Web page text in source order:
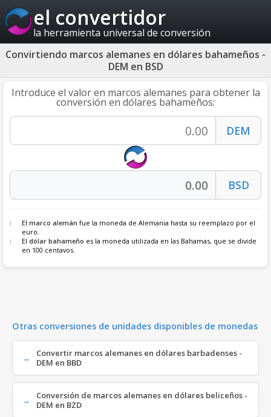
el convertidor
la herramienta universal de conversión
Convirtiendo marcos alemanes en dólares bahameños -
DEM en BSD
Introduce el valor en marcos alemanes para obtener la
conversión en dólares bahameños:
El marco alemán fue la moneda de Alemania hasta su reemplazo por el
euro.
El dólar bahameño es la moneda utilizada en las Bahamas, que se divide
en 100 centavos.
Otras conversiones de unidades disponibles de monedas
Convertir marcos alemanes en dólares barbadenses -
DEM en BBD
Conversión de marcos alemanes en dólares beliceños -
DEM en BZD